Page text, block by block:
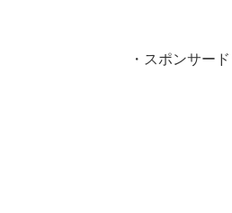
・スポンサー